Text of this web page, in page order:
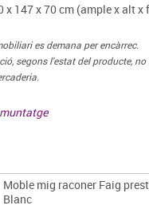
x 147 x 70 cm (ample x alt x
es demana per encàrrec.
segons l'estat del producte,
Moble mig raconer Faig
Blanc